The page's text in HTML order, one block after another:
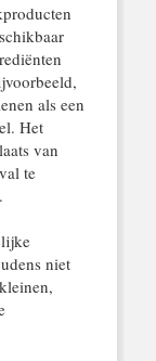
als een
Het
van
te
niet